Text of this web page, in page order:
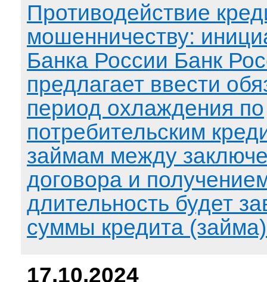
Противодействие
мошенничеству:
Банка России Банк
предлагает ввести
период охлаждения по
потребительским
займам между
договора и
длительность будет
суммы кредита
17.10.2024